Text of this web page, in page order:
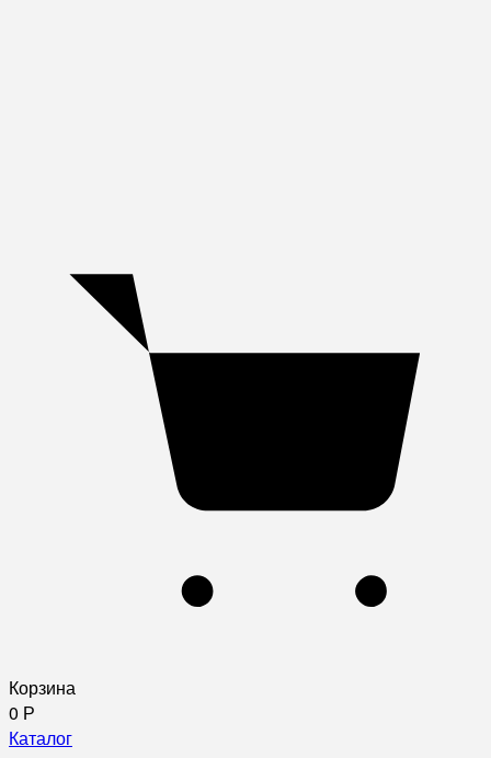
Корзина
0 Р
Каталог